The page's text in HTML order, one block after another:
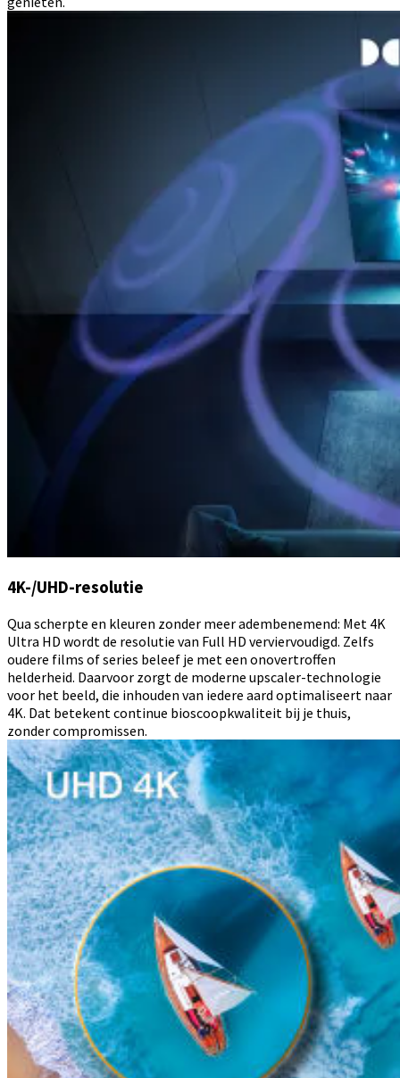
4K-/UHD-resolutie
Qua scherpte en kleuren zonder meer adembenemend: Met 4K
Ultra HD wordt de resolutie van Full HD verviervoudigd. Zelfs
oudere films of series beleef je met een onovertroffen
helderheid. Daarvoor zorgt de moderne upscaler-technologie
voor het beeld, die inhouden van iedere aard optimaliseert naar
4K. Dat betekent continue bioscoopkwaliteit bij je thuis,
zonder compromissen.